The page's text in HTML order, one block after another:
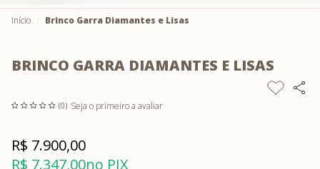
Início Brinco Garra Diamantes e Lisas
BRINCO GARRA DIAMANTES E LISAS
(0) Seja o primeiro a avaliar
R$ 7.347,00no PIX
R$ 7.900,00